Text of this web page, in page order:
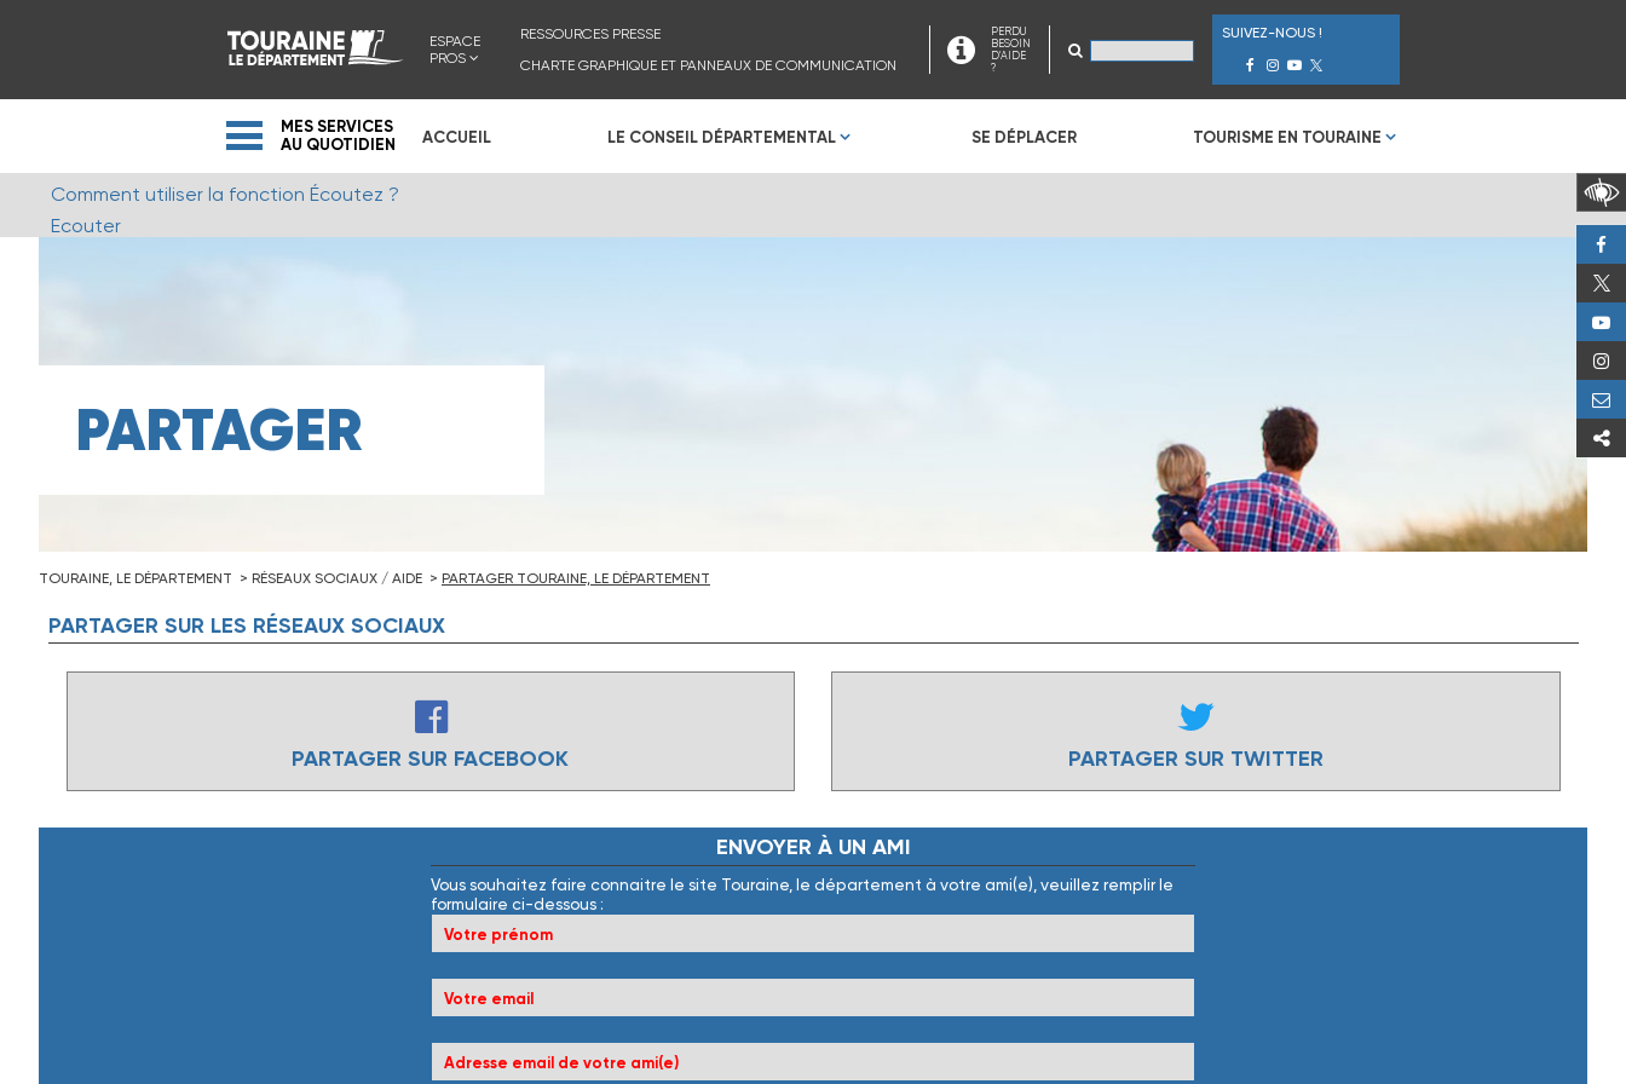
ESPACE
PROS
RESSOURCES PRESSE
CHARTE GRAPHIQUE ET PANNEAUX DE COMMUNICATION
PERDU
BESOIN
D'AIDE
?
SUIVEZ-NOUS !
MES SERVICES
AU QUOTIDIEN
ACCUEIL LE CONSEIL DÉPARTEMENTAL SE DÉPLACER TOURISME EN TOURAINE
Comment utiliser la fonction Écoutez ?
Ecouter
PARTAGER
TOURAINE, LE DÉPARTEMENT RÉSEAUX SOCIAUX / AIDE PARTAGER TOURAINE, LE DÉPARTEMENT
PARTAGER SUR LES RÉSEAUX SOCIAUX
PARTAGER SUR FACEBOOK PARTAGER SUR TWITTER
ENVOYER À UN AMI
Vous souhaitez faire connaitre le site Touraine, le département à votre ami(e), veuillez remplir le
formulaire ci-dessous :